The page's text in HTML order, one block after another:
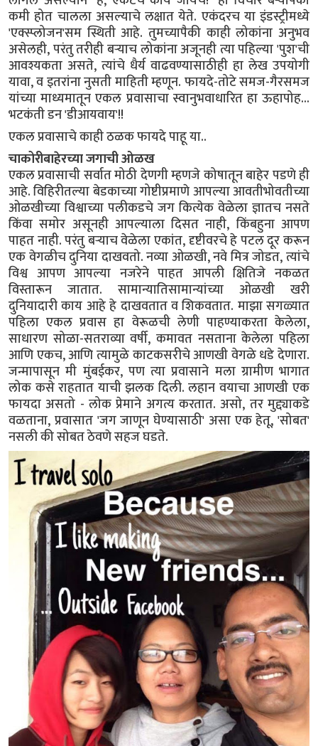
कमी होत चालला असल्याचे लक्षात येते. एकंदरच या इंडस्ट्रीमध्ये
'एक्स्प्लोजन'सम स्थिती आहे. तुमच्यापैकी काही लोकांना अनुभव
असेलही, परंतु तरीही बऱ्याच लोकांना अजूनही त्या पहिल्या 'पुश'ची
आवश्यकता असते, त्यांचे धैर्य वाढवण्यासाठीही हा लेख उपयोगी
यावा, व इतरांना नुसती माहिती म्हणून. फायदे-तोटे समज-गैरसमज
यांच्या माध्यमातून एकल प्रवासाचा स्वानुभवाधारित हा ऊहापोह...
भटकंती डन 'डीआयवाय'!!
एकल प्रवासाचे काही ठळक फायदे पाहू या..
चाकोरीबाहेरच्या जगाची ओळख
एकल प्रवासाची सर्वात मोठी देणगी म्हणजे कोषातून बाहेर पडणे ही
आहे. विहिरीतल्या बेडकाच्या गोष्टीप्रमाणे आपल्या आवतीभोवतीच्या
ओळखीच्या विश्वाच्या पलीकडचे जग कित्येक वेळेला ज्ञातच नसते
किंवा समोर असूनही आपल्याला दिसत नाही, किंबहुना आपण
पाहत नाही. परंतु बऱ्याच वेळेला एकांत, दृष्टीवरचे हे पटल दूर करून
एक वेगळीच दुनिया दाखवतो. नव्या ओळखी, नवे मित्र जोडत, त्यांचे
विश्व आपण आपल्या नजरेने पाहत आपली क्षितिजे नकळत
विस्तारून जातात. सामान्यातिसामान्यांच्या ओळखी खरी
दुनियादारी काय आहे हे दाखवतात व शिकवतात. माझा सगळ्यात
पहिला एकल प्रवास हा वेरूळची लेणी पाहण्याकरता केलेला,
साधारण सोळा-सतराव्या वर्षी, कमावत नसताना केलेला पहिला
आणि एकच, आणि त्यामुळे काटकसरीचे आणखी वेगळे धडे देणारा.
जन्मापासून मी मुंबईकर, पण त्या प्रवासाने मला ग्रामीण भागात
लोक कसे राहतात याची झलक दिली. लहान वयाचा आणखी एक
फायदा असतो - लोक प्रेमाने अगत्य करतात. असो, तर मुद्द्याकडे
वळताना, प्रवासात 'जग जाणून घेण्यासाठी' असा एक हेतू, 'सोबत'
नसली की सोबत ठेवणे सहज घडते.